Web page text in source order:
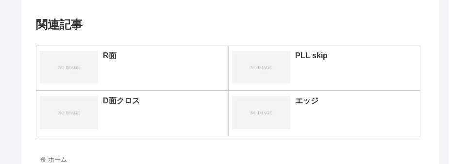
関連記事
R面 PLL skip
D面クロス エッジ
ホーム